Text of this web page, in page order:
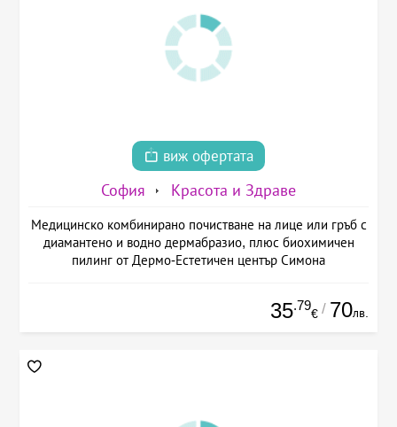
виж офертата
София Красота и Здраве
Медицинско комбинирано почистване на лице или гръб с
диамантено и водно дермабразио, плюс биохимичен
пилинг от Дермо-Естетичен център Симона
35.79
€ / 70лв.